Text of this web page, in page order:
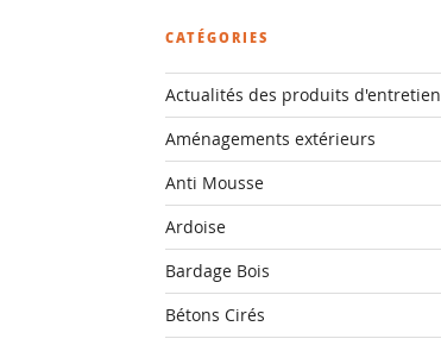
CATÉGORIES
Actualités des produits d'entretien
Aménagements extérieurs
Anti Mousse
Ardoise
Bardage Bois
Bétons Cirés